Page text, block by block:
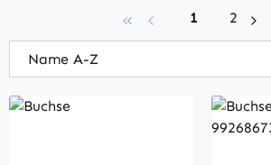
Seite
1 Seite
2